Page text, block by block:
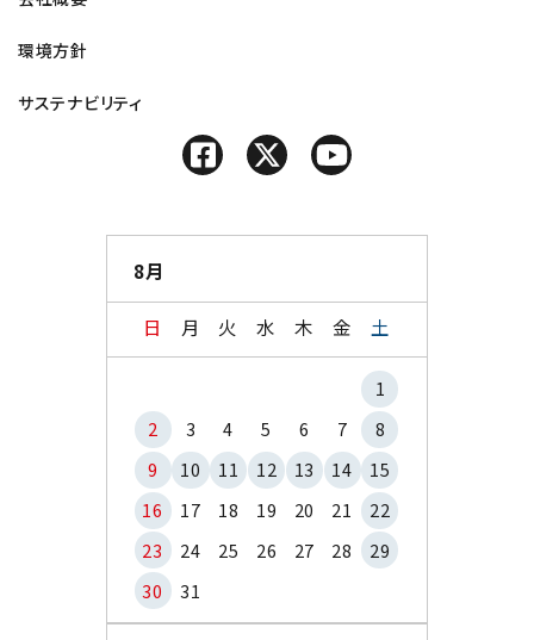
環境方針
サステナビリティ
8月
日 月 火 水 木 金 土
1
2
3 4 5 6 7
8
9
10 11 12 13 14
15
16
17 18 19 20 21
22
23
24 25 26 27 28
29
30
31